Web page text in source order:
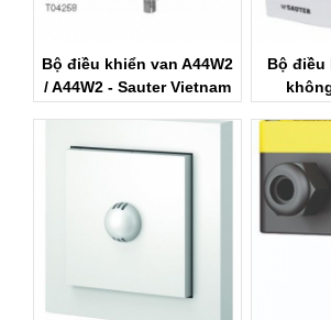
Bộ điều khiển van A44W2
/ A44W2 - Sauter Vietnam
Bộ điều